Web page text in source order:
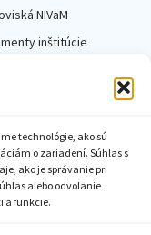
technológie, ako sú
o zariadení. Súhlas s
ako je správanie pri
alebo odvolanie
a funkcie.
NIVaM
inštitúcie